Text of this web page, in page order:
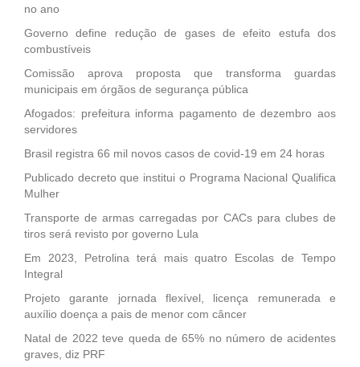
no ano
Governo define redução de gases de efeito estufa dos
combustíveis
Comissão aprova proposta que transforma guardas
municipais em órgãos de segurança pública
Afogados: prefeitura informa pagamento de dezembro aos
servidores
Brasil registra 66 mil novos casos de covid-19 em 24 horas
Publicado decreto que institui o Programa Nacional Qualifica
Mulher
Transporte de armas carregadas por CACs para clubes de
tiros será revisto por governo Lula
Em 2023, Petrolina terá mais quatro Escolas de Tempo
Integral
Projeto garante jornada flexível, licença remunerada e
auxílio doença a pais de menor com câncer
Natal de 2022 teve queda de 65% no número de acidentes
graves, diz PRF